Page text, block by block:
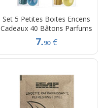
Set 5 Petites Boites Encens
Cadeaux 40 Bâtons Parfums
7.90 €